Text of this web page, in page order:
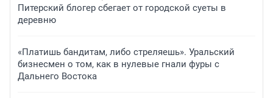
Питерский блогер сбегает от городской суеты в
деревню
«Платишь бандитам, либо стреляешь». Уральский
бизнесмен о том, как в нулевые гнали фуры с
Дальнего Востока